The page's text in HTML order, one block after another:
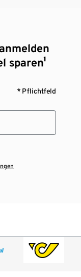
sparen¹
* Pflichtfeld